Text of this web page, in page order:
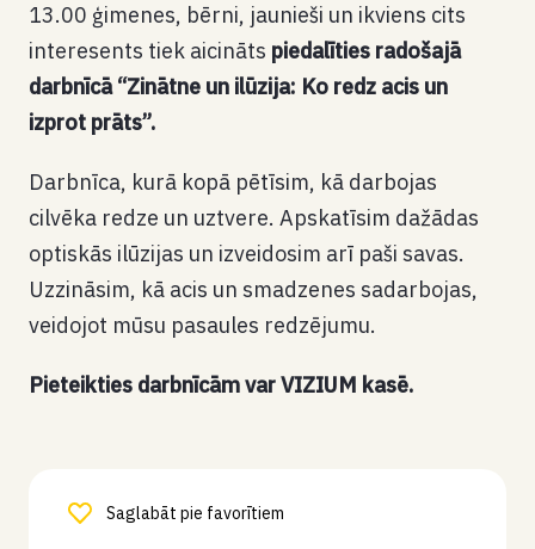
13.00 ģimenes, bērni, jaunieši un ikviens cits
interesents tiek aicināts piedalīties radošajā
darbnīcā “Zinātne un ilūzija: Ko redz acis un
izprot prāts”.
Darbnīca, kurā kopā pētīsim, kā darbojas
cilvēka redze un uztvere. Apskatīsim dažādas
optiskās ilūzijas un izveidosim arī paši savas.
Uzzināsim, kā acis un smadzenes sadarbojas,
veidojot mūsu pasaules redzējumu.
Pieteikties darbnīcām var VIZIUM kasē.
Saglabāt pie favorītiem